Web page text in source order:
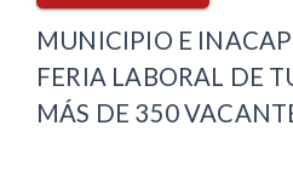
MUNICIPIO E
FERIA LABORAL DE
MÁS DE 350